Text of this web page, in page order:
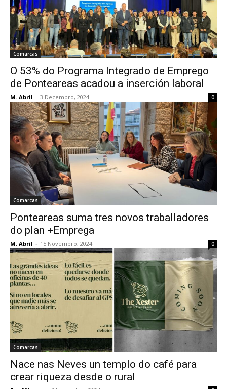
Comarcas
O 53% do Programa Integrado de Emprego
de Ponteareas acadou a inserción laboral
M. Abril - 3 Decembro, 2024 0
Comarcas
Ponteareas suma tres novos traballadores
do plan +Emprega
M. Abril - 15 Novembro, 2024 0
Comarcas
Nace nas Neves un templo do café para
crear riqueza desde o rural